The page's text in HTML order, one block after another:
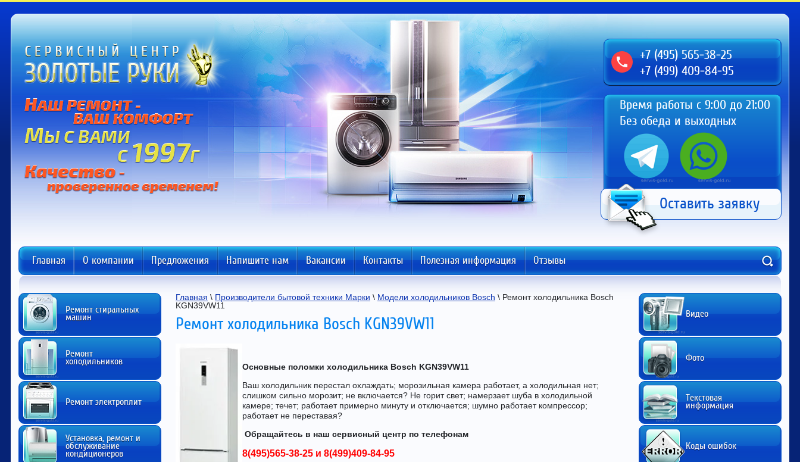
+7 (495) 565-38-25
+7 (499) 409-84-95
Время работы с 9:00 до 21:00
Без обеда и выходных
Оставить заявку
Главная О компании Предложения Напишите нам Вакансии Контакты Полезная информация Отзывы
Главная \ Производители бытовой техники Марки \ Модели холодильников Bosch \ Ремонт холодильника Bosch
KGN39VW11
Ремонт холодильника Bosch KGN39VW11
Основные поломки холодильника Bosch KGN39VW11
Ваш холодильник перестал охлаждать; морозильная камера работает, а холодильная нет;
слишком сильно морозит; не включается? Не горит свет; намерзает шуба в холодильной
камере; течет; работает примерно минуту и отключается; шумно работает компрессор;
работает не переставая?
Обращайтесь в наш сервисный центр по телефонам
8(495)565-38-25 и 8(499)409-84-95
Ремонт стиральных
машин
Ремонт
холодильников
Ремонт электроплит
Установка, ремонт и
обслуживание
кондиционеров
Видео
Фото
Текстовая
информация
Коды ошибок